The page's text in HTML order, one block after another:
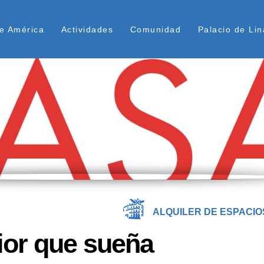
Superior
América Actividades Comunidad Palacio de
ALQUILER DE
que sueña